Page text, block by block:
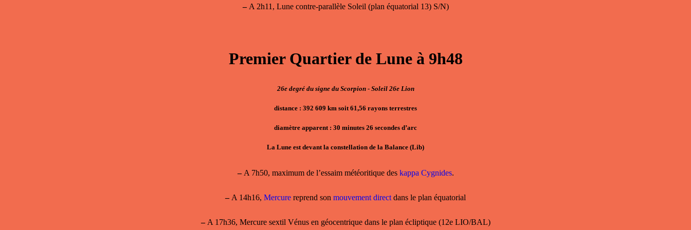
–A 2h11, Lune contre-parallèle Soleil (plan équatorial 13) S/N)
Premier Quartier de Lune à 9h48
26e degré du signe du Scorpion - Soleil 26e Lion
distance : 392 609 km soit 61,56 rayons terrestres
diamètre apparent : 30 minutes 26 secondes d’arc
La Lune est devant la constellation de la Balance (Lib)
–A 7h50, maximum de l’essaim météoritique des kappa Cygnides.
–A 14h16, Mercure reprend son mouvement direct dans le plan équatorial
–A 17h36, Mercure sextil Vénus en géocentrique dans le plan écliptique (12e LIO/BAL)